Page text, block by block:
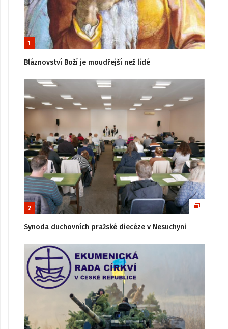
1
Bláznovství Boží je moudřejší než lidé
2
Synoda duchovních pražské diecéze v Nesuchyni